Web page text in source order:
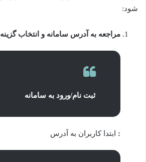
شود:
مراجعه به آدرس سامانه و انتخاب گزینه
ثبت نام/ورود به سامانه
: ابتدا کاربران به آدرس